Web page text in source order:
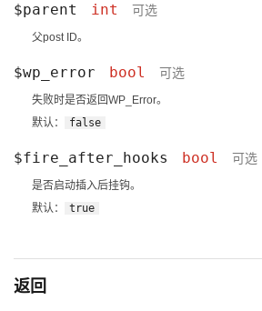
$parent int 可选
父post ID。
$wp_error bool 可选
失败时是否返回WP_Error。
默认：
false
$fire_after_hooks bool 可选
是否启动插入后挂钩。
默认：
true
返回